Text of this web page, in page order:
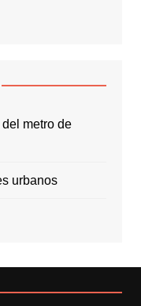
metro de
urbanos